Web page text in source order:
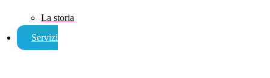
La storia
Servizi